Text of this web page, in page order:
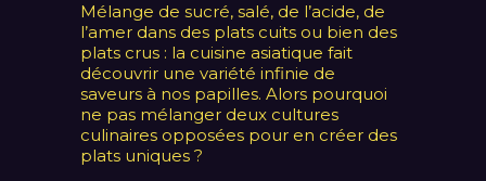
Mélange de sucré, salé, de l’acide, de
l’amer dans des plats cuits ou bien des
plats crus : la cuisine asiatique fait
découvrir une variété infinie de
saveurs à nos papilles. Alors pourquoi
ne pas mélanger deux cultures
culinaires opposées pour en créer des
plats uniques ?